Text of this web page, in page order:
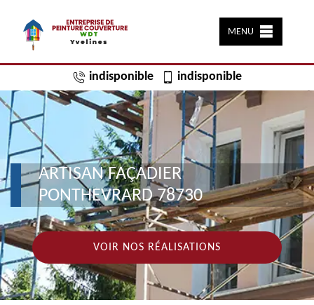
MENU
indisponible indisponible
ARTISAN FAÇADIER
PONTHEVRARD 78730
VOIR NOS RÉALISATIONS